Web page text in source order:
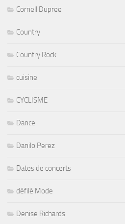
Cornell Dupree
Country
Country Rock
cuisine
CYCLISME
Dance
Danilo Perez
Dates de concerts
défilé Mode
Denise Richards